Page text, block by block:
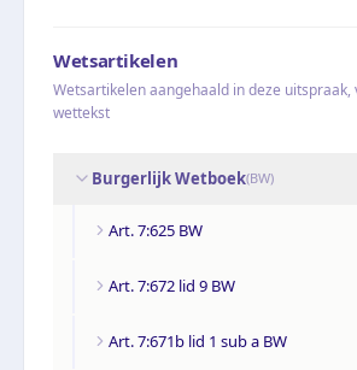
Wetsartikelen
Wetsartikelen aangehaald in deze uitspraak,
wettekst
Burgerlijk Wetboek(BW)
Art. 7:625 BW
Art. 7:672 lid 9 BW
Art. 7:671b lid 1 sub a BW